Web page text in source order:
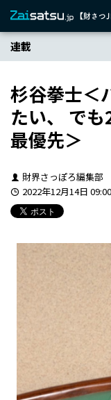
連載
杉谷拳士＜
たい、 で
最優先＞
財界さっぽろ編集部
2022年12月14日 09:00